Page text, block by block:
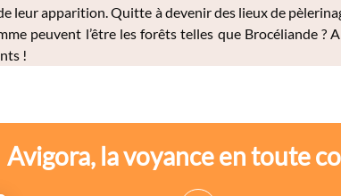
leur apparition. Quitte à devenir des lieux de
peuvent l’être les forêts telles que Brocéliande ?
!
Avigora, la voyance en toute